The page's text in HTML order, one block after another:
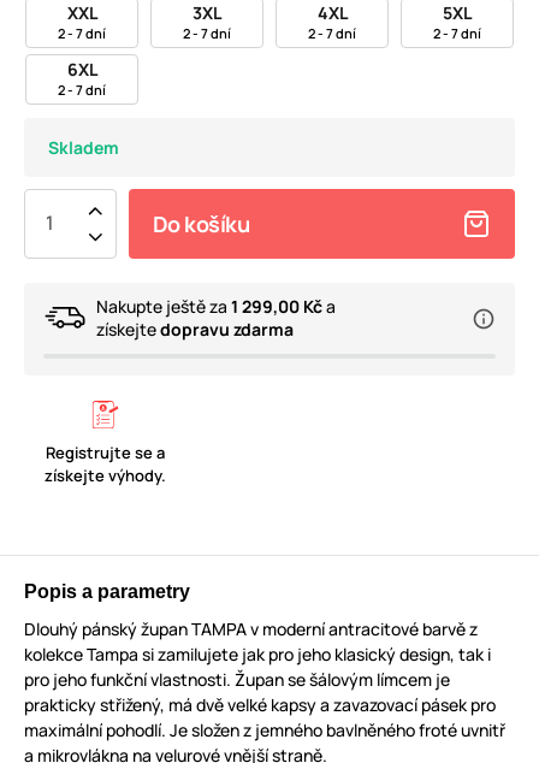
XXL
2 - 7 dní
3XL
2 - 7 dní
4XL
2 - 7 dní
5XL
2 - 7 dní
6XL
2 - 7 dní
Skladem
Do košíku
Nakupte ještě za 1 299,00 Kča
získejtedopravu zdarma
Registrujte se a
získejte výhody.
Popis a parametry
Dlouhý pánský župan TAMPA v moderní antracitové barvě z
kolekce Tampa si zamilujete jak pro jeho klasický design, tak i
pro jeho funkční vlastnosti. Župan se šálovým límcem je
prakticky střižený, má dvě velké kapsy a zavazovací pásek pro
maximální pohodlí. Je složen z jemného bavlněného froté uvnitř
a mikrovlákna na velurové vnější straně.